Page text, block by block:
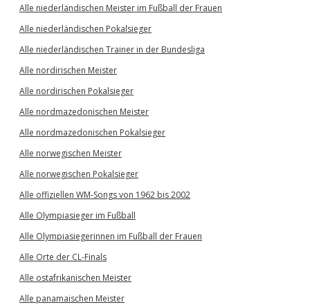
Alle niederländischen Meister im Fußball der Frauen
Alle niederländischen Pokalsieger
Alle niederländischen Trainer in der Bundesliga
Alle nordirischen Meister
Alle nordirischen Pokalsieger
Alle nordmazedonischen Meister
Alle nordmazedonischen Pokalsieger
Alle norwegischen Meister
Alle norwegischen Pokalsieger
Alle offiziellen WM-Songs von 1962 bis 2002
Alle Olympiasieger im Fußball
Alle Olympiasiegerinnen im Fußball der Frauen
Alle Orte der CL-Finals
Alle ostafrikanischen Meister
Alle panamaischen Meister